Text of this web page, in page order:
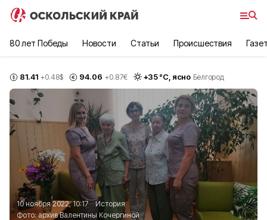
80 лет Победы Новости Статьи Происшествия
81.41 +0.48$ 94.06 +0.87€ +35°С, ясно Белгород
10 ноября 2022, 10:17
История
Фото:архив Валентины Кочергиной